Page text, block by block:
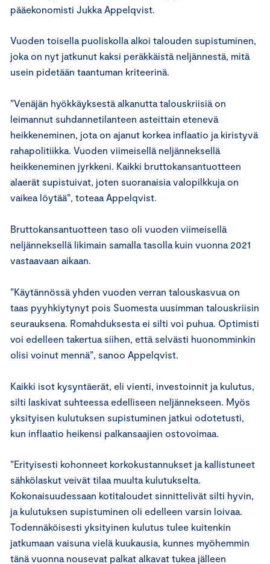
pääekonomisti Jukka Appelqvist.
Vuoden toisella puoliskolla alkoi talouden supistuminen,
joka on nyt jatkunut kaksi peräkkäistä neljännestä, mitä
usein pidetään taantuman kriteerinä.
”Venäjän hyökkäyksestä alkanutta talouskriisiä on
leimannut suhdannetilanteen asteittain etenevä
heikkeneminen, jota on ajanut korkea inflaatio ja kiristyvä
rahapolitiikka. Vuoden viimeisellä neljänneksellä
heikkeneminen jyrkkeni. Kaikki bruttokansantuotteen
alaerät supistuivat, joten suoranaisia valopilkkuja on
vaikea löytää”, toteaa Appelqvist.
Bruttokansantuotteen taso oli vuoden viimeisellä
neljänneksellä likimain samalla tasolla kuin vuonna 2021
vastaavaan aikaan.
”Käytännössä yhden vuoden verran talouskasvua on
taas pyyhkiytynyt pois Suomesta uusimman talouskriisin
seurauksena. Romahduksesta ei silti voi puhua. Optimisti
voi edelleen takertua siihen, että selvästi huonomminkin
olisi voinut mennä”, sanoo Appelqvist.
Kaikki isot kysyntäerät, eli vienti, investoinnit ja kulutus,
silti laskivat suhteessa edelliseen neljännekseen. Myös
yksityisen kulutuksen supistuminen jatkui odotetusti,
kun inflaatio heikensi palkansaajien ostovoimaa.
”Erityisesti kohonneet korkokustannukset ja kallistuneet
sähkölaskut veivät tilaa muulta kulutukselta.
Kokonaisuudessaan kotitaloudet sinnittelivät silti hyvin,
ja kulutuksen supistuminen oli edelleen varsin loivaa.
Todennäköisesti yksityinen kulutus tulee kuitenkin
jatkumaan vaisuna vielä kuukausia, kunnes myöhemmin
tänä vuonna nousevat palkat alkavat tukea jälleen